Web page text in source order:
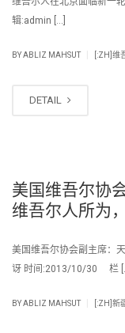
辑:admin […]
BYABLIZ MAHSUT [:ZH]维
DETAIL
美国维吾尔协
维吾尔人所为
美国维吾尔协会副主席：
讶 时间:2013/10/30 栏
BYABLIZ MAHSUT [:ZH]新